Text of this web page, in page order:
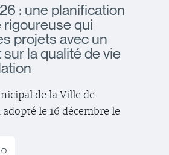
: une planification
rigoureuse qui
projets avec un
la qualité de vie
de la Ville de
le 16 décembre le